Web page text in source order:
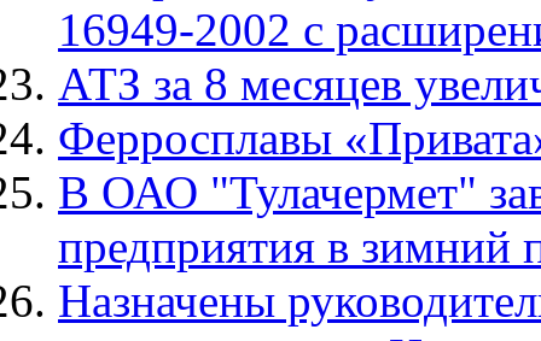
16949-2002 с
АТЗ за 8 месяцев
Ферросплавы
В ОАО "Тулачермет"
предприятия в зимний
Назначены